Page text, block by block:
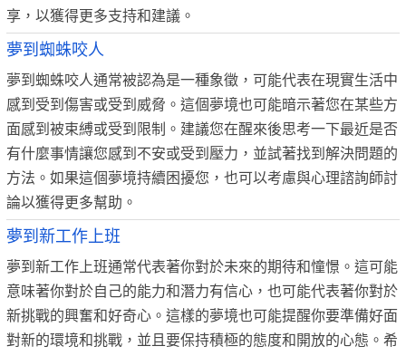
享，以獲得更多支持和建議。
夢到蜘蛛咬人
夢到蜘蛛咬人通常被認為是一種象徵，可能代表在現實生活中
感到受到傷害或受到威脅。這個夢境也可能暗示著您在某些方
面感到被束縛或受到限制。建議您在醒來後思考一下最近是否
有什麼事情讓您感到不安或受到壓力，並試著找到解決問題的
方法。如果這個夢境持續困擾您，也可以考慮與心理諮詢師討
論以獲得更多幫助。
夢到新工作上班
夢到新工作上班通常代表著你對於未來的期待和憧憬。這可能
意味著你對於自己的能力和潛力有信心，也可能代表著你對於
新挑戰的興奮和好奇心。這樣的夢境也可能提醒你要準備好面
對新的環境和挑戰，並且要保持積極的態度和開放的心態。希